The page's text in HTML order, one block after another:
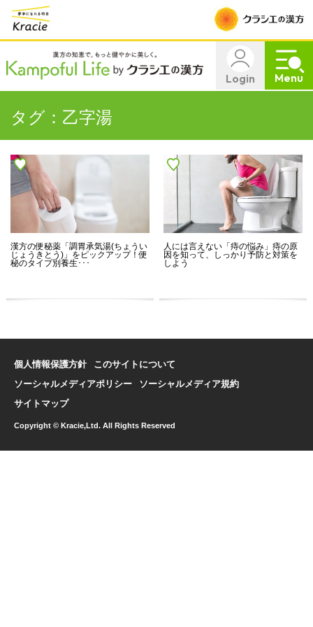
Login Menu
タグ：乙字湯
漢方の便秘薬「調胃承気湯(ちょうい
じょうきとう)」をピックアップ！便
秘のタイプ別養生･･･
人には言えない「痔の悩み」痔の原
因を知って、しっかり予防と対策を
しよう
個人情報保護方針
このサイトについて
ソーシャルメディアポリシー
ソーシャルメディア規約
サイトマップ
Copyright © Kracie,Ltd. All Rights Reserved